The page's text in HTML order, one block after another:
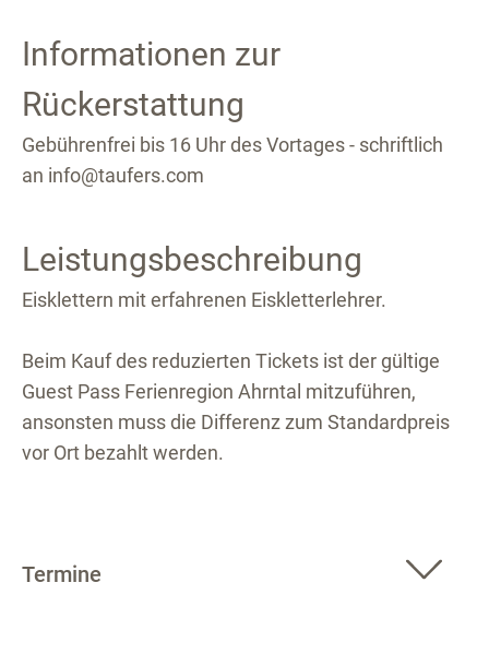
Informationen zur
Rückerstattung
Gebührenfrei bis 16 Uhr des Vortages - schriftlich
an info@taufers.com
Leistungsbeschreibung
Eisklettern mit erfahrenen Eiskletterlehrer.
Beim Kauf des reduzierten Tickets ist der gültige
Guest Pass Ferienregion Ahrntal mitzuführen,
ansonsten muss die Differenz zum Standardpreis
vor Ort bezahlt werden.
Termine